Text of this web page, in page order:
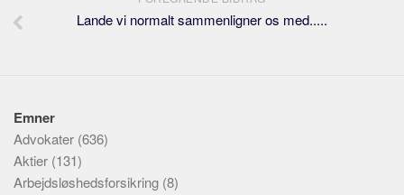
Lande vi normalt sammenligner os med.....
Emner
Advokater (636)
Aktier (131)
Arbejdsløshedsforsikring (8)